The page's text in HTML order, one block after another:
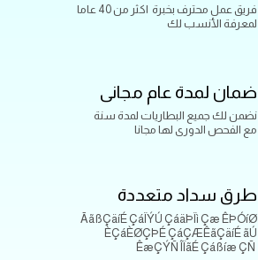
طرق سداد متعددة
فريق عمل محترف بخبرة اكثر من 40 عاما
لمعرفة الأنسب لك
نضمن لك جميع البطاريات لمدة سنة
مع الفحص الدورى لها مجانا
ضمان لمدة عام مجانى
ÃãßÇäíÉ ÇáÏÝÚ ÇáäÞÏì Çæ ÊÞÓíØ
ÈÇáÈØÇÞÉ ÇáÇÆÊãÇäíÉ ãÚ
ÊæÇÝÑ ÎÏãÉ Çáßíæ ÇÑ